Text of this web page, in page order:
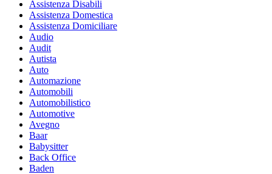
Assistenza Disabili
Assistenza Domestica
Assistenza Domiciliare
Audio
Audit
Autista
Auto
Automazione
Automobili
Automobilistico
Automotive
Avegno
Baar
Babysitter
Back Office
Baden